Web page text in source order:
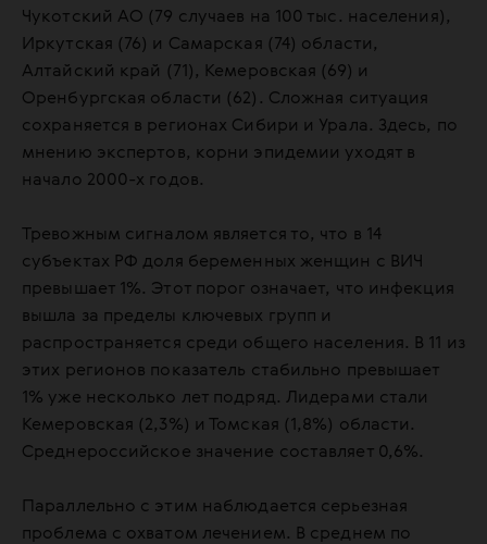
Чукотский АО (79 случаев на 100 тыс. населения),
Иркутская (76) и Самарская (74) области,
Алтайский край (71), Кемеровская (69) и
Оренбургская области (62). Сложная ситуация
сохраняется в регионах Сибири и Урала. Здесь, по
мнению экспертов, корни эпидемии уходят в
начало 2000-х годов.
Тревожным сигналом является то, что в 14
субъектах РФ доля беременных женщин с ВИЧ
превышает 1%. Этот порог означает, что инфекция
вышла за пределы ключевых групп и
распространяется среди общего населения. В 11 из
этих регионов показатель стабильно превышает
1% уже несколько лет подряд. Лидерами стали
Кемеровская (2,3%) и Томская (1,8%) области.
Среднероссийское значение составляет 0,6%.
Параллельно с этим наблюдается серьезная
проблема с охватом лечением. В среднем по